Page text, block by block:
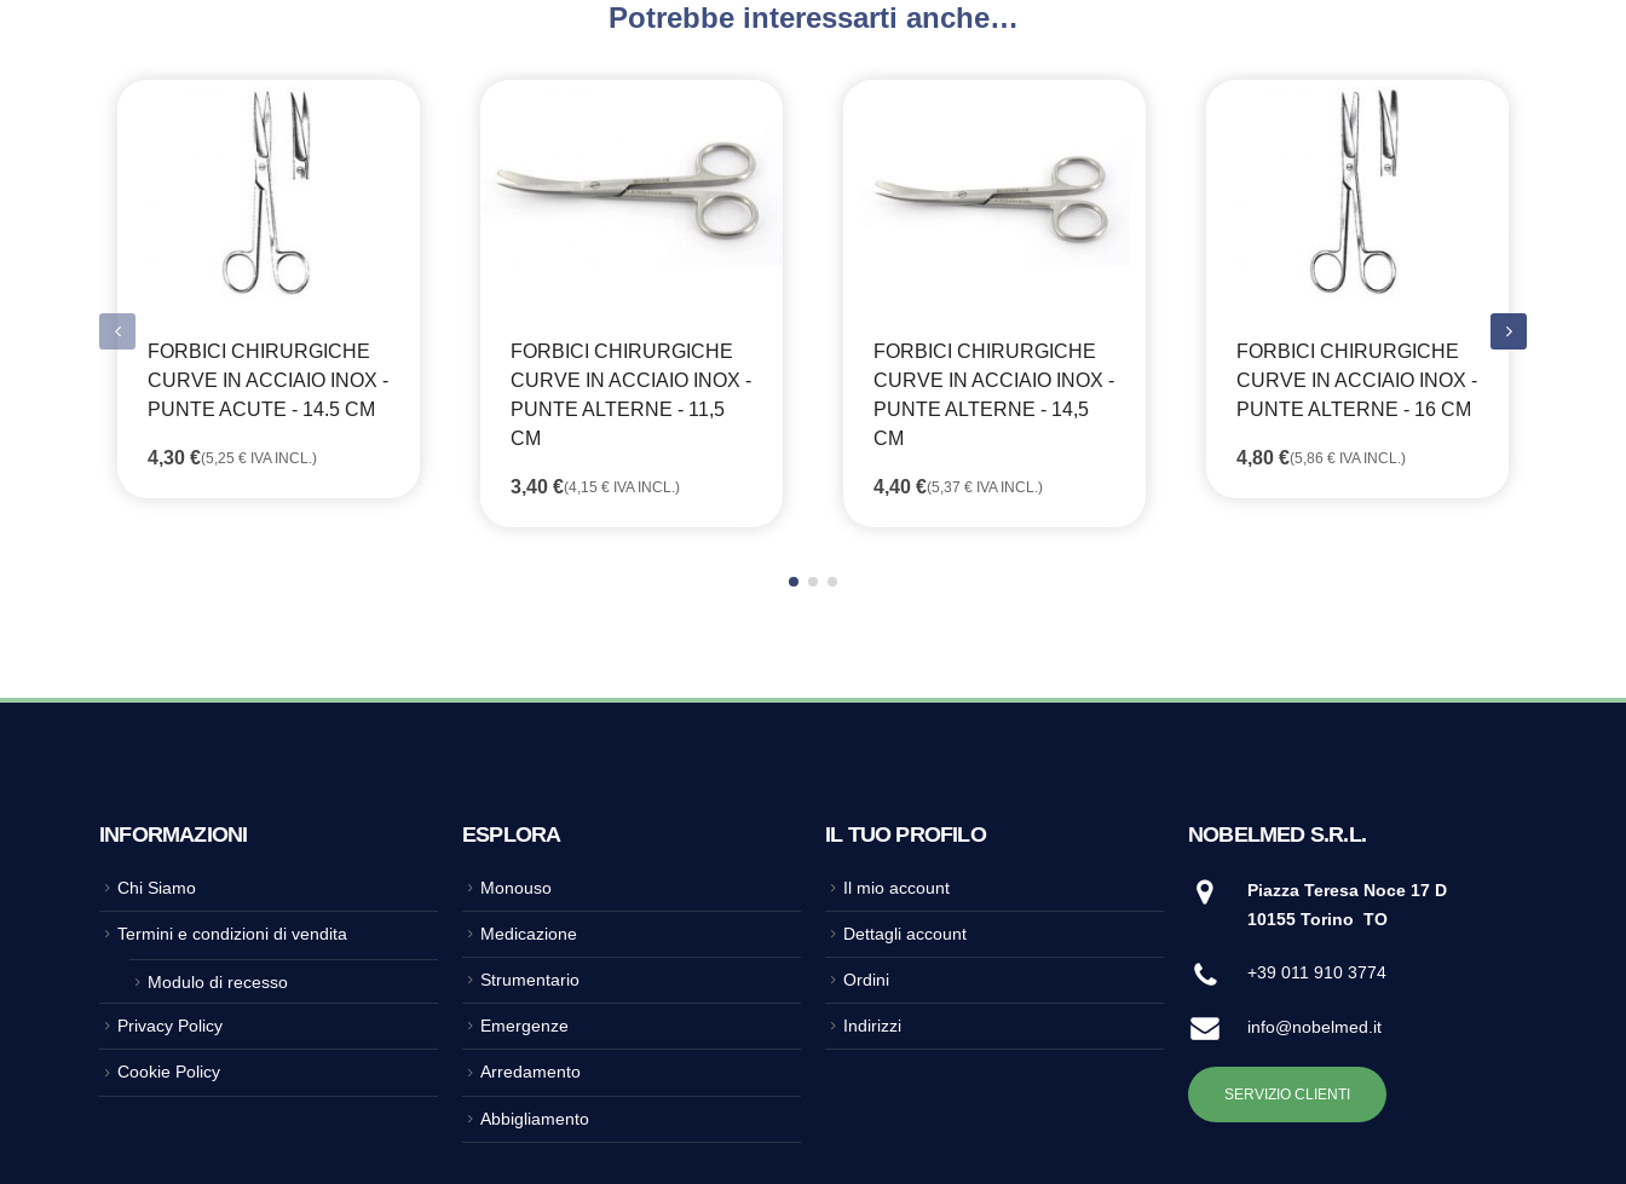
Potrebbe interessarti anche…
FORBICI CHIRURGICHE
CURVE IN ACCIAIO INOX -
PUNTE ACUTE - 14.5 CM
4,30 €(5,25 € IVA INCL.)
FORBICI CHIRURGICHE
CURVE IN ACCIAIO INOX -
PUNTE ALTERNE - 11,5
CM
3,40 €(4,15 € IVA INCL.)
FORBICI CHIRURGICHE
CURVE IN ACCIAIO INOX -
PUNTE ALTERNE - 14,5
CM
4,40 €(5,37 € IVA INCL.)
FORBICI CHIRURGICHE
CURVE IN ACCIAIO INOX -
PUNTE ALTERNE - 16 CM
4,80 €(5,86 € IVA INCL.)
INFORMAZIONI
Chi Siamo
Termini e condizioni di vendita
Modulo di recesso
Privacy Policy
Cookie Policy
ESPLORA
Monouso
Medicazione
Strumentario
Emergenze
Arredamento
Abbigliamento
IL TUO PROFILO
Il mio account
Dettagli account
Ordini
Indirizzi
NOBELMED S.R.L.
Piazza Teresa Noce 17 D
10155 Torino TO
+39 011 910 3774
info@nobelmed.it
SERVIZIO CLIENTI